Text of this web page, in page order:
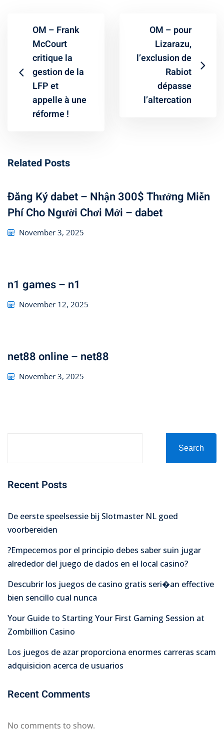
OM – Frank
McCourt
critique la
gestion de la
LFP et
appelle à une
réforme !
OM – pour
Lizarazu,
l’exclusion de
Rabiot
dépasse
l’altercation
Related Posts
Đăng Ký dabet – Nhận 300$ Thưởng Miễn
Phí Cho Người Chơi Mới – dabet
Posted
November 3, 2025
n1 games – n1
Posted
November 12, 2025
net88 online – net88
Posted
November 3, 2025
Search
Recent Posts
De eerste speelsessie bij Slotmaster NL goed
voorbereiden
?Empecemos por el principio debes saber suin jugar
alrededor del juego de dados en el local casino?
Descubrir los juegos de casino gratis seri�an effective
bien sencillo cual nunca
Your Guide to Starting Your First Gaming Session at
Zombillion Casino
Los juegos de azar proporciona enormes carreras scam
adquisicion acerca de usuarios
Recent Comments
No comments to show.